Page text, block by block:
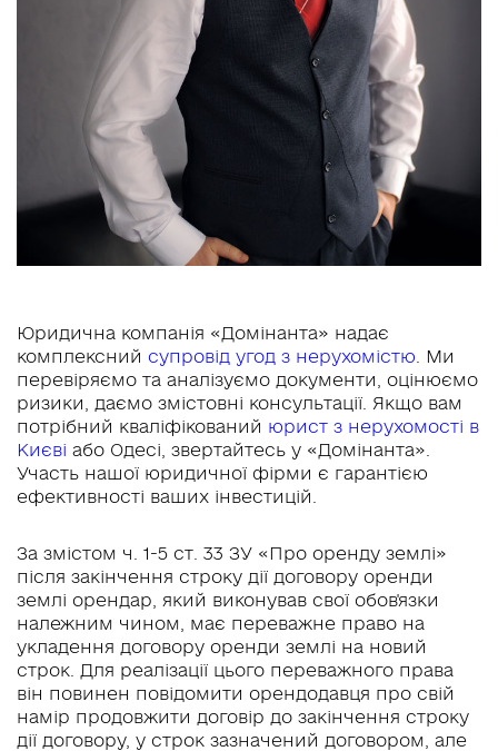
Юридична компанія «Домінанта» надає
комплексний супровід угод з нерухомістю . Ми
перевіряємо та аналізуємо документи, оцінюємо
ризики, даємо змістовні консультації. Якщо вам
потрібний кваліфікований юрист з нерухомості в
Києві або Одесі, звертайтесь у «Домінанта».
Участь нашої юридичної фірми є гарантією
ефективності ваших інвестицій.
За змістом ч. 1-5 ст. 33 ЗУ «Про оренду землі»
після закінчення строку дії договору оренди
землі орендар, який виконував свої обов'язки
належним чином, має переважне право на
укладення договору оренди землі на новий
строк. Для реалізації цього переважного права
він повинен повідомити орендодавця про свій
намір продовжити договір до закінчення строку
дії договору, у строк зазначений договором, але